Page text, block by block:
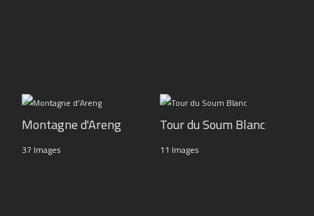
Montagne d'Areng
37 Images
Tour du Soum Blanc
11 Images